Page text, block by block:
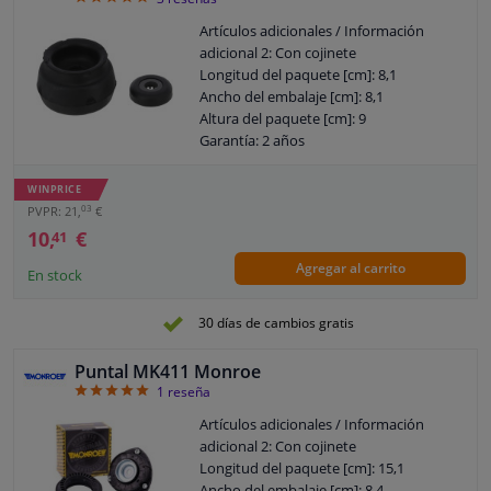
Artículos adicionales / Información
adicional 2: Con cojinete
Longitud del paquete [cm]: 8,1
Ancho del embalaje [cm]: 8,1
Altura del paquete [cm]: 9
Garantía: 2 años
WINPRICE
PVPR: 21,03 €
10,41 €
En stock Agregar al carrito
30 días de cambios gratis
Puntal MK411 Monroe
51 reseña
Artículos adicionales / Información
adicional 2: Con cojinete
Longitud del paquete [cm]: 15,1